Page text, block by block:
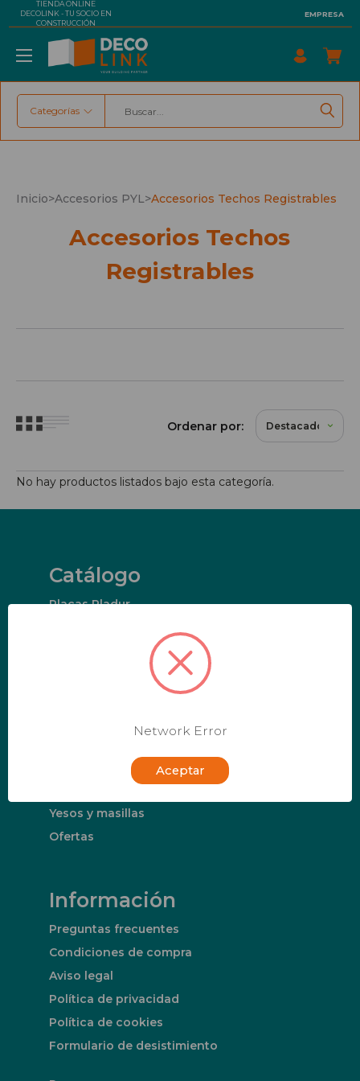
TIENDA ONLINE
DECOLINK - TU SOCIO EN
CONSTRUCCIÓN
EMPRESA
Buscar
Categorías
Inicio>Accesorios PYL>Accesorios Techos Registrables
Accesorios Techos
Registrables
Ordenar por:
No hay productos listados bajo esta categoría.
Catálogo
Placas Pladur
Aislamiento Térmico
Aislamiento Acústico
Otros Productos
Yesos y masillas
Ofertas
Información
Preguntas frecuentes
Condiciones de compra
Aviso legal
Política de privacidad
Política de cookies
Formulario de desistimiento
Network Error
Aceptar